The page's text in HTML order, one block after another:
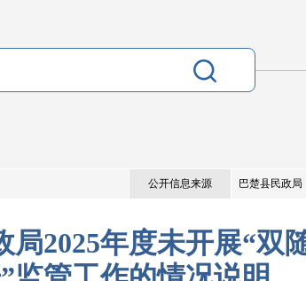
公开信息来源 巴楚县民政局
局2025年度未开展“双